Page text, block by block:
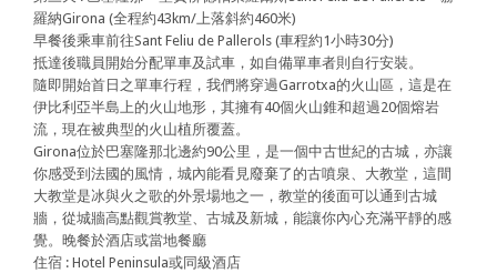
羅納Girona (全程約43km/上落斜約460米)
早餐後乘車前往Sant Feliu de Pallerols (車程約1小時30分)
抵達後職員開始分配單車及試車，如自備單車者則自行安裝。
隨即開始首日之單車行程，我們將穿過Garrotxa的火山區，這是在
伊比利亞半島上的火山地形，其擁有40個火山錐和超過20個熔岩
流，現在被典型的火山植所覆蓋。
Girona位於巴塞隆那北邊約90公里，是一個中古世紀的古城，亦讓
你感受到法國的風情，城內能看見廢棄了的古噴泉、大教堂，這間
大教堂是冰與火之歌的外景場地之一，教堂的後面可以通到古城
牆，從城牆高點觀賞教堂、古城及新城，能讓你內心充滿平靜的感
覺。晚餐於酒店或當地餐廳
住宿 : Hotel Peninsula或同級酒店